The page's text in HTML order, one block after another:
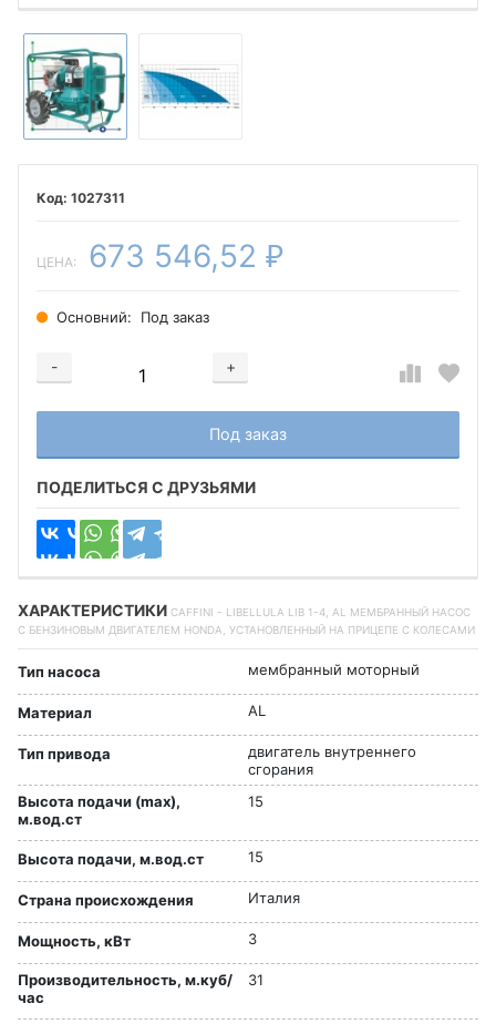
1027311
ЦЕНА: 673 546,52 ₽
Основний: Под заказ
-
+
Добавляется...
Под заказ
Добавлен
ПОДЕЛИТЬСЯ С ДРУЗЬЯМИ
ХАРАКТЕРИСТИКИ CAFFINI - LIBELLULA LIB 1-4, AL МЕМБРАННЫЙ НАСОС
С БЕНЗИНОВЫМ ДВИГАТЕЛЕМ HONDA, УСТАНОВЛЕННЫЙ НА ПРИЦЕПЕ С КОЛЕСАМИ
Тип насоса мембранный моторный
Материал AL
Тип привода
двигатель внутреннего
сгорания
Высота подачи (max),
м.вод.ст
15
Высота подачи, м.вод.ст 15
Страна происхождения Италия
Мощность, кВт 3
Производительность, м.куб/
час
31